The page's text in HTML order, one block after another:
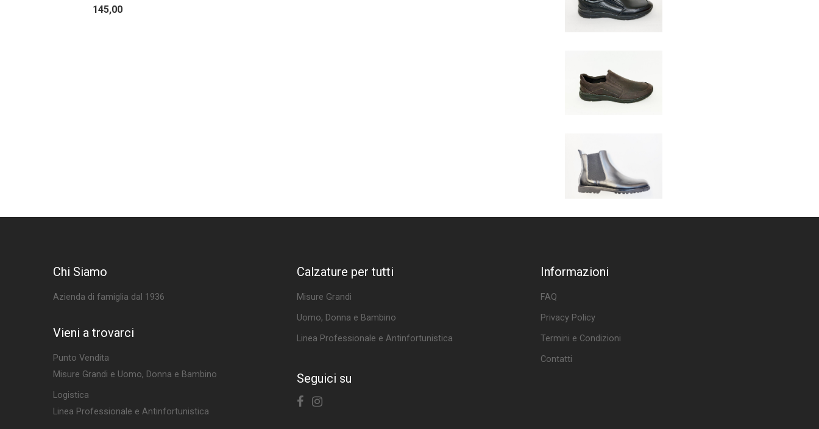
145,00
Chi Siamo
Azienda di famiglia dal 1936
Vieni a trovarci
Punto Vendita
Misure Grandi e Uomo, Donna e Bambino
Logistica
Linea Professionale e Antinfortunistica
Calzature per tutti
Misure Grandi
Uomo, Donna e Bambino
Linea Professionale e Antinfortunistica
Seguici su
Informazioni
FAQ
Privacy Policy
Termini e Condizioni
Contatti